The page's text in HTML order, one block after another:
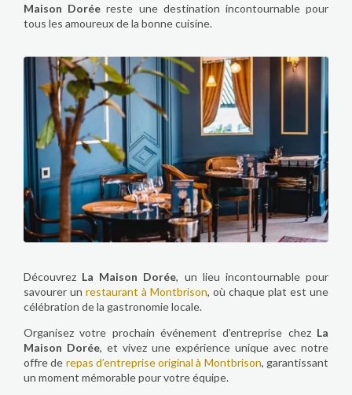
Maison Dorée reste une destination incontournable pour
tous les amoureux de la bonne cuisine.
Découvrez La Maison Dorée, un lieu incontournable pour
savourer un restaurant à Montbrison, où chaque plat est une
célébration de la gastronomie locale.
Organisez votre prochain événement d'entreprise chez La
Maison Dorée, et vivez une expérience unique avec notre
offre de repas d’entreprise original à Montbrison, garantissant
un moment mémorable pour votre équipe.